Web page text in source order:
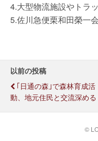
4.大型物流施設やトラ
5.佐川急便栗和田榮一
以前の投稿
｢日通の森｣で森林育成活
動、地元住民と交流深める
©